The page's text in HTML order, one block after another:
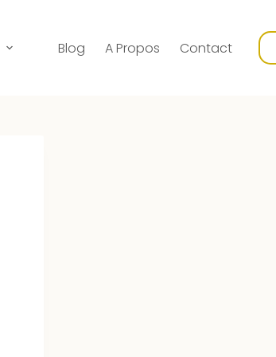
Blog A Propos Contact